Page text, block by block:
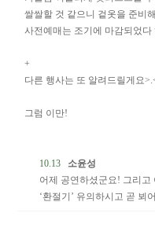
쌀쌀할 것 같으니 겉옷을 준비
사전예매는 조기에 마감되었
+
다른 행사는 또 알려드릴게요
그럼 이만!
10.13
소윤성
어제 공연하셨군요! 그리고
‘환절기’ 유의하시고 곧 뵈